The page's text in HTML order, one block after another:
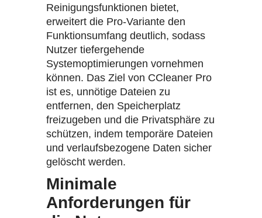
Reinigungsfunktionen bietet,
erweitert die Pro-Variante den
Funktionsumfang deutlich, sodass
Nutzer tiefergehende
Systemoptimierungen vornehmen
können. Das Ziel von CCleaner Pro
ist es, unnötige Dateien zu
entfernen, den Speicherplatz
freizugeben und die Privatsphäre zu
schützen, indem temporäre Dateien
und verlaufsbezogene Daten sicher
gelöscht werden.
Minimale
Anforderungen für